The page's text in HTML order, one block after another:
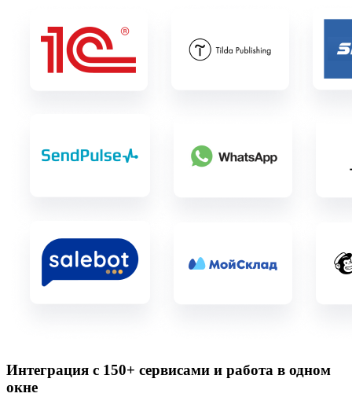
Интеграция с 150+ сервисами и работа в одном
окне